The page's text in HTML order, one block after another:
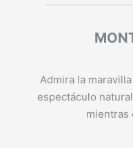
Admira la
espectáculo
mientras